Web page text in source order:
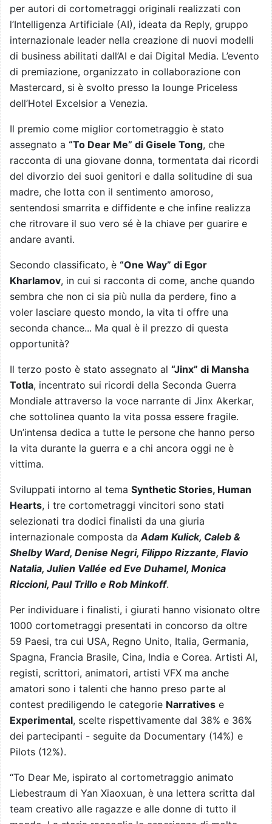
per autori di cortometraggi originali realizzati con
l’Intelligenza Artificiale (AI), ideata da Reply, gruppo
internazionale leader nella creazione di nuovi modelli
di business abilitati dall’AI e dai Digital Media. L’evento
di premiazione, organizzato in collaborazione con
Mastercard, si è svolto presso la lounge Priceless
dell’Hotel Excelsior a Venezia.
Il premio come miglior cortometraggio è stato
assegnato a “To Dear Me” di Gisele Tong, che
racconta di una giovane donna, tormentata dai ricordi
del divorzio dei suoi genitori e dalla solitudine di sua
madre, che lotta con il sentimento amoroso,
sentendosi smarrita e diffidente e che infine realizza
che ritrovare il suo vero sé è la chiave per guarire e
andare avanti.
Secondo classificato, è “One Way” di Egor
Kharlamov, in cui si racconta di come, anche quando
sembra che non ci sia più nulla da perdere, fino a
voler lasciare questo mondo, la vita ti offre una
seconda chance... Ma qual è il prezzo di questa
opportunità?
Il terzo posto è stato assegnato al “Jinx” di Mansha
Totla, incentrato sui ricordi della Seconda Guerra
Mondiale attraverso la voce narrante di Jinx Akerkar,
che sottolinea quanto la vita possa essere fragile.
Un’intensa dedica a tutte le persone che hanno perso
la vita durante la guerra e a chi ancora oggi ne è
vittima.
Sviluppati intorno al tema Synthetic Stories, Human
Hearts, i tre cortometraggi vincitori sono stati
selezionati tra dodici finalisti da una giuria
internazionale composta daAdam Kulick, Caleb &
Shelby Ward, Denise Negri, Filippo Rizzante, Flavio
Natalia, Julien Vallée ed Eve Duhamel, Monica
Riccioni, Paul Trillo e Rob Minkoff.
Per individuare i finalisti, i giurati hanno visionato oltre
1000 cortometraggi presentati in concorso da oltre
59 Paesi, tra cui USA, Regno Unito, Italia, Germania,
Spagna, Francia Brasile, Cina, India e Corea. Artisti AI,
registi, scrittori, animatori, artisti VFX ma anche
amatori sono i talenti che hanno preso parte al
contest prediligendo le categorie Narratives e
Experimental, scelte rispettivamente dal 38% e 36%
dei partecipanti - seguite da Documentary (14%) e
Pilots (12%).
“To Dear Me, ispirato al cortometraggio animato
Liebestraum di Yan Xiaoxuan, è una lettera scritta dal
team creativo alle ragazze e alle donne di tutto il